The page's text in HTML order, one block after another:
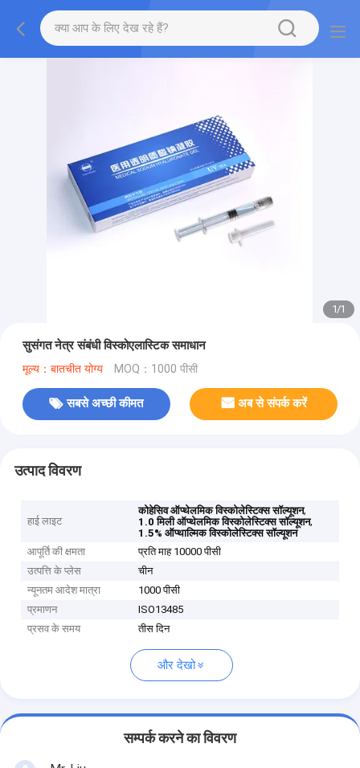
1/1
सुसंगत नेत्र संबंधी विस्कोएलास्टिक समाधान
मूल्य：बातचीत योग्य MOQ：1000 पीसी
सबसे अच्छी कीमत अब से संपर्क करें
उत्पाद विवरण
हाई लाइट
कोहेसिव ऑप्थेलमिक विस्कोलेस्टिक्स सॉल्यूशन,
1.0 मिली ऑप्थेलमिक विस्कोलेस्टिक्स सॉल्यूशन,
1.5% ऑप्थाल्मिक विस्कोलेस्टिक्स सॉल्यूशन
आपूर्ति की क्षमता
प्रति माह 10000 पीसी
उत्पत्ति के प्लेस
चीन
न्यूनतम आदेश मात्रा
1000 पीसी
प्रमाणन
ISO13485
प्रसव के समय
तीस दिन
और देखो
सम्पर्क करने का विवरण